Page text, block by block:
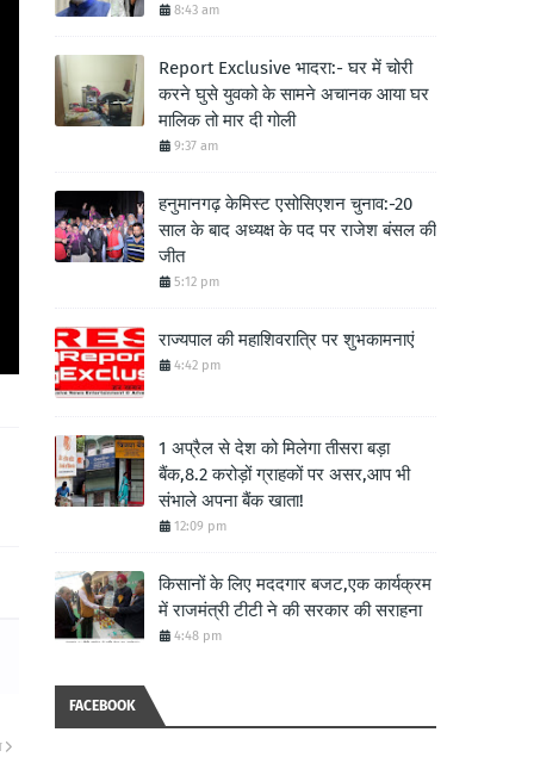
8:43 am
Report Exclusive भादरा:- घर में चोरी
करने घुसे युवको के सामने अचानक आया घर
मालिक तो मार दी गोली
9:37 am
हनुमानगढ़ केमिस्ट एसोसिएशन चुनाव:-20
साल के बाद अध्यक्ष के पद पर राजेश बंसल की
जीत
5:12 pm
राज्यपाल की महाशिवरात्रि पर शुभकामनाएं
4:42 pm
1 अप्रैल से देश को मिलेगा तीसरा बड़ा
बैंक,8.2 करोड़ों ग्राहकों पर असर,आप भी
संभाले अपना बैंक खाता!
12:09 pm
किसानों के लिए मददगार बजट,एक कार्यक्रम
में राजमंत्री टीटी ने की सरकार की सराहना
4:48 pm
FACEBOOK